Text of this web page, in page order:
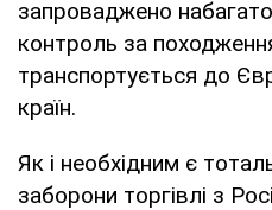
запроваджено
контроль за
транспортується до
країн.
Як і необхідним є
заборони торгівлі з